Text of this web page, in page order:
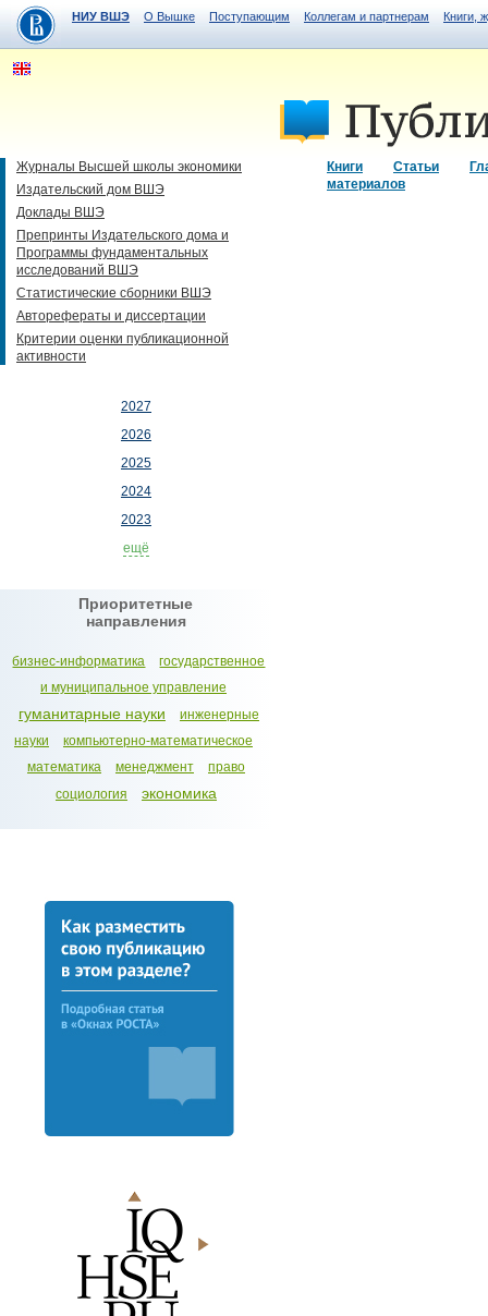
НИУ ВШЭ О Вышке Поступающим Коллегам и партнерам Книги,
Книги Статьи
материалов
Журналы Высшей школы экономики
Издательский дом ВШЭ
Доклады ВШЭ
Препринты Издательского дома и
Программы фундаментальных
исследований ВШЭ
Статистические сборники ВШЭ
Авторефераты и диссертации
Критерии оценки публикационной
активности
2027
2026
2025
2024
2023
ещё
Приоритетные
направления
бизнес-информатика
государственное
и муниципальное управление
гуманитарные науки
инженерные
науки
компьютерно-математическое
математика
менеджмент
право
социология
экономика